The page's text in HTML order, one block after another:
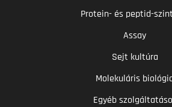
Protein- és peptid-
Assay
Sejt kultúra
Molekuláris
Egyéb